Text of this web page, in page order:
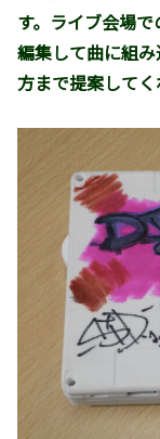
す。ライブ会場
編集して曲に組
方まで提案して